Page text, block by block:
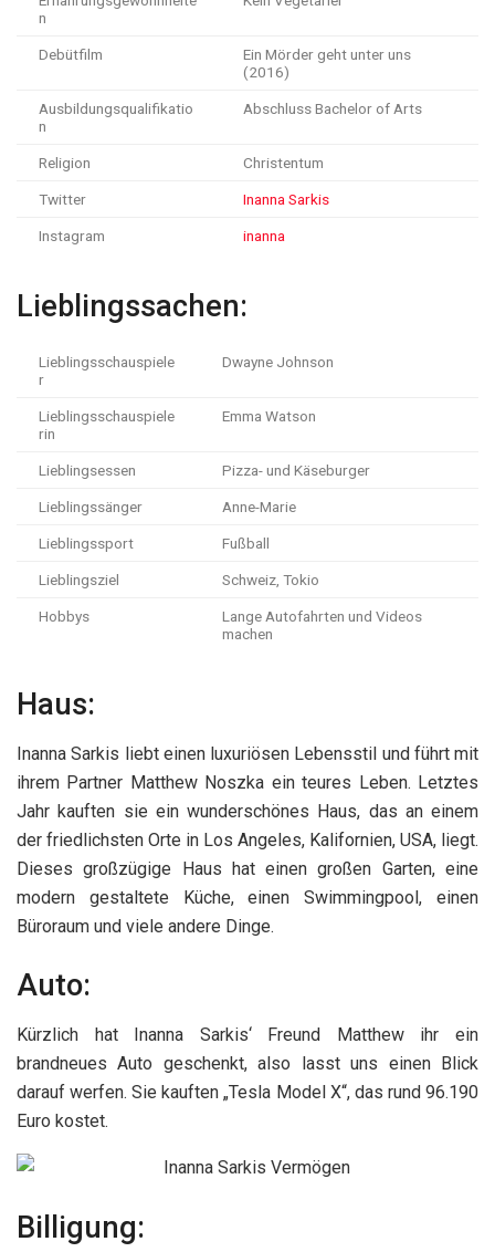
n
Debütfilm
Ein Mörder geht unter uns
(2016)
Ausbildungsqualifikatio
n
Abschluss Bachelor of Arts
Religion Christentum
Twitter Inanna Sarkis
Instagram inanna
Lieblingssachen:
Lieblingsschauspiele
r
Dwayne Johnson
Lieblingsschauspiele
rin
Emma Watson
Lieblingsessen Pizza- und Käseburger
Lieblingssänger Anne-Marie
Lieblingssport Fußball
Lieblingsziel Schweiz, Tokio
Hobbys
Lange Autofahrten und Videos
machen
Haus:
Inanna Sarkis liebt einen luxuriösen Lebensstil und führt mit
ihrem Partner Matthew Noszka ein teures Leben. Letztes
Jahr kauften sie ein wunderschönes Haus, das an einem
der friedlichsten Orte in Los Angeles, Kalifornien, USA, liegt.
Dieses großzügige Haus hat einen großen Garten, eine
modern gestaltete Küche, einen Swimmingpool, einen
Büroraum und viele andere Dinge.
Auto:
Kürzlich hat Inanna Sarkis‘ Freund Matthew ihr ein
brandneues Auto geschenkt, also lasst uns einen Blick
darauf werfen. Sie kauften „Tesla Model X“, das rund 96.190
Euro kostet.
Billigung: